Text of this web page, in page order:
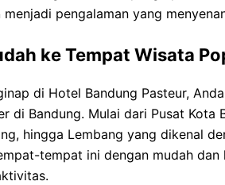
pengalaman yang
ke Tempat Wisata
di Hotel Bandung Pasteur,
di Bandung. Mulai dari Pusat
hingga Lembang yang dikenal
tempat ini dengan mudah